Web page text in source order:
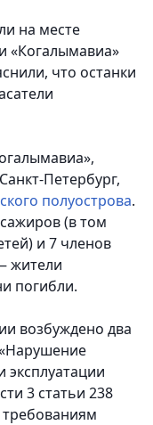
на месте
«Когалымавиа»
что останки
Петербург,
полуострова.
(в том
и 7 членов
жители
погибли.
возбуждено два
эксплуатации
3 статьи 238